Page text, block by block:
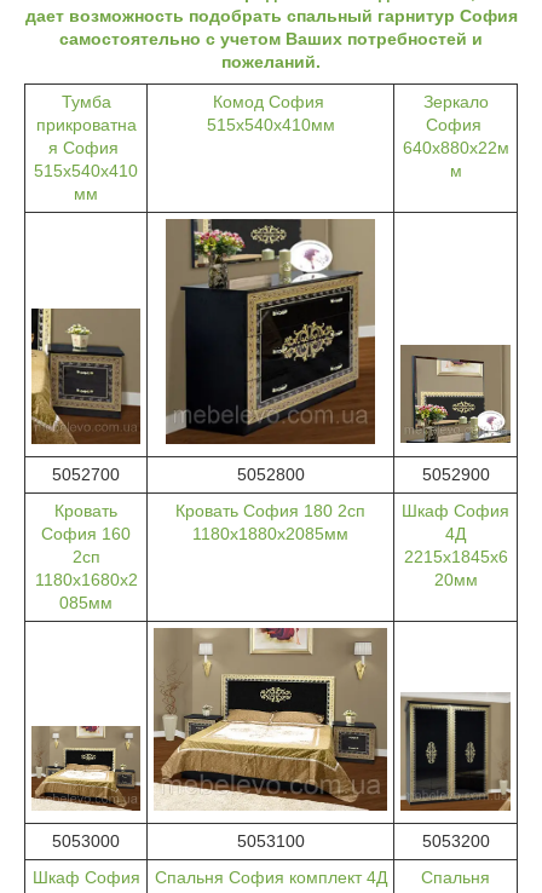
дает возможность подобрать спальный гарнитур София
самостоятельно с учетом Ваших потребностей и
пожеланий.
Тумба
прикроватна
я София
515х540х410
мм
Комод София
515х540х410мм
Зеркало
София
640х880х22м
м
5052700 5052800
5052900
Кровать
София 160
2сп
1180х1680х2
085мм
Кровать София 180 2сп
1180х1880х2085мм
Шкаф София
4Д
2215х1845х6
20мм
5053000 5053100
5053200
Шкаф София
Спальня София комплект 4Д
Спальня